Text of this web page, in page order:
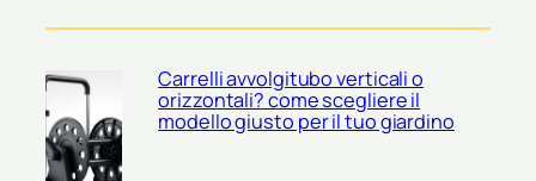
Carrelli avvolgitubo verticali o
orizzontali? come scegliere il
modello giusto per il tuo giardino